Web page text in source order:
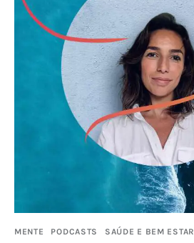
MENTE PODCASTS SAÚDE E BEM ESTAR